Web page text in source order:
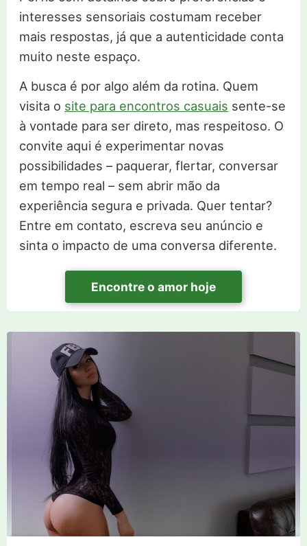
interesses sensoriais costumam receber
mais respostas, já que a autenticidade conta
muito neste espaço.
A busca é por algo além da rotina. Quem
visita o site para encontros casuais sente-se
à vontade para ser direto, mas respeitoso. O
convite aqui é experimentar novas
possibilidades – paquerar, flertar, conversar
em tempo real – sem abrir mão da
experiência segura e privada. Quer tentar?
Entre em contato, escreva seu anúncio e
sinta o impacto de uma conversa diferente.
Encontre o amor hoje